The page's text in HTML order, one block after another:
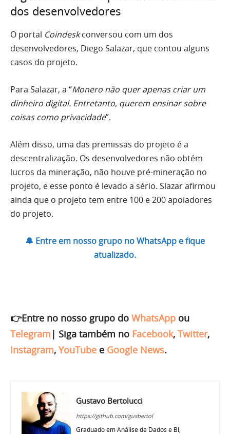
dos desenvolvedores
O portal Coindeskconversou com um dos
desenvolvedores, Diego Salazar, que contou alguns
casos do projeto.
Para Salazar, a “Monero não quer apenas criar um
dinheiro digital. Entretanto, querem ensinar sobre
coisas como privacidade”.
Além disso, uma das premissas do projeto é a
descentralização. Os desenvolvedores não obtém
lucros da mineração, não houve pré-mineração no
projeto, e esse ponto é levado a sério. Slazar afirmou
ainda que o projeto tem entre 100 e 200 apoiadores
do projeto.
🔔 Entre em nosso grupo no WhatsApp e fique
atualizado.
👉Entre no nosso grupo do WhatsApp ou
Telegram | Siga também no Facebook, Twitter,
Instagram, YouTube e Google News.
Gustavo Bertolucci
https://github.com/gusbertol
Graduado em Análise de Dados e BI,